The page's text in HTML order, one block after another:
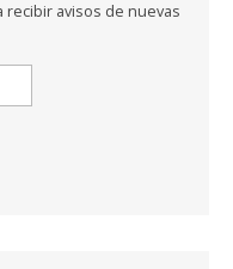
avisos de nuevas